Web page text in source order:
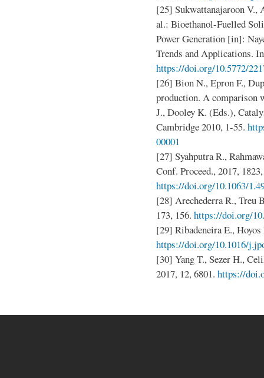
[25] Sukwattanajaroon V.,
al.: Bioethanol-Fuelled
Power Generation [in]:
Trends and Applications.
https://doi.org/10.5772/
[26] Bion N., Epron F.,
production. A comparison
J., Dooley K. (Eds.),
Cambridge 2010, 1-55.
00001
[27] Syahputra R.,
Conf. Proceed., 2017,
https://doi.org/10.1063/
[28] Arechederra R., Treu
173, 156. https://doi.org/
[29] Ribadeneira E.,
https://doi.org/10.1016/
[30] Yang T., Sezer H.,
2017, 12, 6801. https://